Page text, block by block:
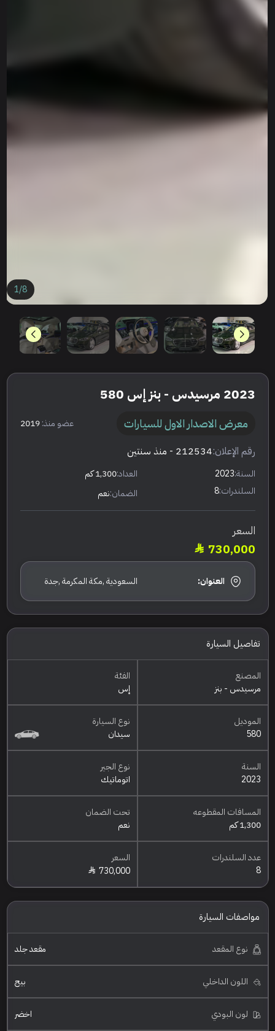
1/8
2023 مرسيدس - بنز إس 580
معرض الاصدار الاول للسيارات عضو منذ:2019
رقم الإعلان:212534 - منذ سنتين
السنة:2023 العداد:1,300 كم
السلندرات:8 الضمان:نعم
السعر
730,000
العنوان: السعودية ,مكة المكرمة ,جدة
تفاصيل السيارة
المصنع
مرسيدس - بنز
الفئة
إس
الموديل
580
نوع السيارة
سيدان
السنة
2023
نوع الجير
اتوماتيك
المسافات المقطوعه
1,300 كم
تحت الضمان
نعم
عدد السلندرات
8
السعر
730,000
مواصفات السيارة
نوع المقعد مقعد جلد
اللون الداخلي بيج
لون البودي اخضر